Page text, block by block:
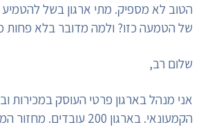
הטוב לא מספיק. מתי ארגון בשל להטמיע
של הטמעה כזו? ולמה מדובר בלא פחות
שלום רב,
אני מנהל בארגון פרטי העוסק במכירות
הקמעונאי. בארגון 200